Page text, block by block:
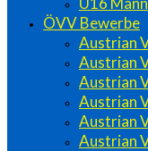
ÖVV Bewerbe
Austrian
Austrian
Austrian
Austrian
Austrian
Austrian